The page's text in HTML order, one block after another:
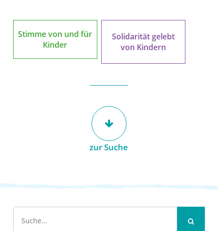
Stimme von und für
Kinder
Solidarität gelebt
von Kindern
zur Suche